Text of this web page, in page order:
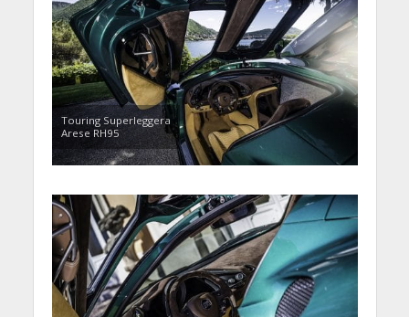
Touring Superleggera
Arese RH95